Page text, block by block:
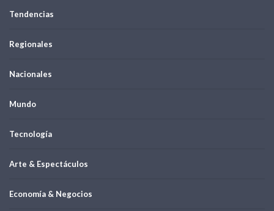
Tendencias
Regionales
Nacionales
Mundo
Tecnología
Arte & Espectáculos
Economía & Negocios